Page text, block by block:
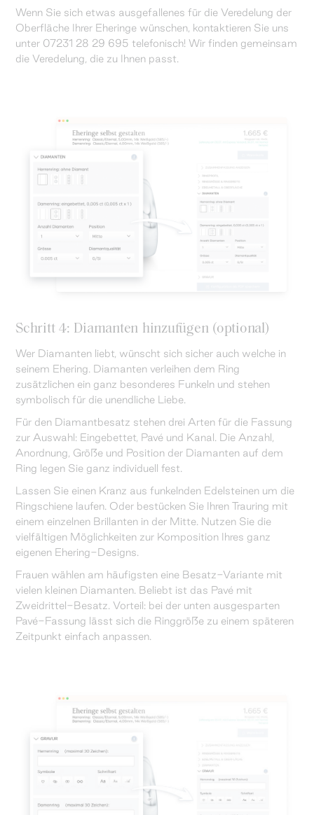
Wenn Sie sich etwas ausgefallenes für die Veredelung der
Oberfläche Ihrer Eheringe wünschen, kontaktieren Sie uns
unter 07231 28 29 695 telefonisch! Wir finden gemeinsam
die Veredelung, die zu Ihnen passt.
Schritt 4: Diamanten hinzufügen (optional)
Wer Diamanten liebt, wünscht sich sicher auch welche in
seinem Ehering. Diamanten verleihen dem Ring
zusätzlichen ein ganz besonderes Funkeln und stehen
symbolisch für die unendliche Liebe.
Für den Diamantbesatz stehen drei Arten für die Fassung
zur Auswahl: Eingebettet, Pavé und Kanal. Die Anzahl,
Anordnung, Größe und Position der Diamanten auf dem
Ring legen Sie ganz individuell fest.
Lassen Sie einen Kranz aus funkelnden Edelsteinen um die
Ringschiene laufen. Oder bestücken Sie Ihren Trauring mit
einem einzelnen Brillanten in der Mitte. Nutzen Sie die
vielfältigen Möglichkeiten zur Komposition Ihres ganz
eigenen Ehering-Designs.
Frauen wählen am häufigsten eine Besatz-Variante mit
vielen kleinen Diamanten. Beliebt ist das Pavé mit
Zweidrittel-Besatz. Vorteil: bei der unten ausgesparten
Pavé-Fassung lässt sich die Ringgröße zu einem späteren
Zeitpunkt einfach anpassen.